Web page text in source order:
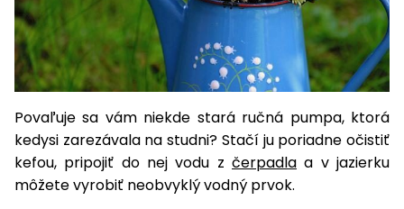
stroje
Snežné
frézy
a lopaty
na sneh
Postrekovače
a rosiče
Povaľuje sa vám niekde stará ručná pumpa, ktorá
kedysi zarezávala na studni? Stačí ju poriadne očistiť
kefou, pripojiť do nej vodu z čerpadla a v jazierku
môžete vyrobiť neobvyklý vodný prvok.